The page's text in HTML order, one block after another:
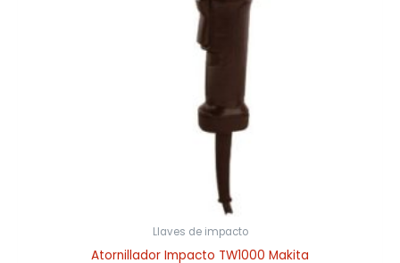
Llaves de impacto
Atornillador Impacto TW1000 Makita